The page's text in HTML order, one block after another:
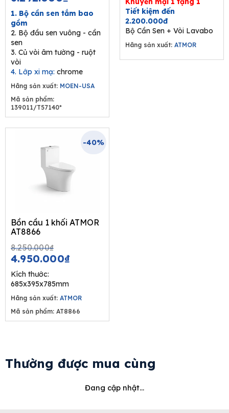
was:
9.680.000₫.
is:
6.292.000₫.
1. Bộ cần sen tắm bao
gồm
2. Bộ đầu sen vuông - cần
sen
3. Củ vòi âm tường - ruột
vòi
4. Lớp xi mạ: chrome
Hãng sản xuất: MOEN-USA
Mã sản phẩm:
139011/T57140*
Tiết kiệm đến
2.200.000đ
Bộ Cần Sen + Vòi Lavabo
Hãng sản xuất: ATMOR
-40%
Bồn cầu 1 khối ATMOR
AT8866
8.250.000₫Original
price
8.250.000₫.
4.950.000₫price
Kích thước:
685x395x785mm
Hãng sản xuất: ATMOR
Mã sản phẩm: AT8866
Thường được mua cùng
Đang cập nhật...